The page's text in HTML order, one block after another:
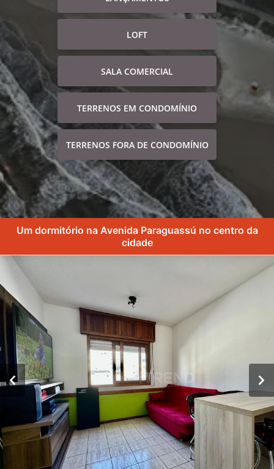
LOFT
SALA COMERCIAL
TERRENOS EM CONDOMÍNIO
TERRENOS FORA DE CONDOMÍNIO
Um dormitório na Avenida Paraguassú no centro da
cidade